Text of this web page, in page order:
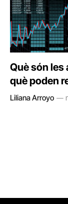
Què són les
què poden
Liliana Arroyo